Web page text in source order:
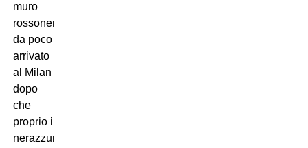
muro
rossonero
da poco
arrivato
al Milan
dopo
che
proprio i
nerazzurri